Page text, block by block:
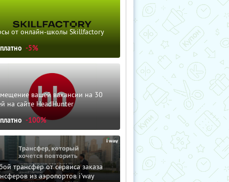
от онлайн-школы Skillfactory
-5%
вашей вакансии на 30
на сайте HeadHunter
-100%
трансфер от сервиса заказа
из аэропортов i'way